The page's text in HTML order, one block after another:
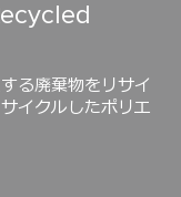
る廃棄物をリサイ
イクルしたポリエ